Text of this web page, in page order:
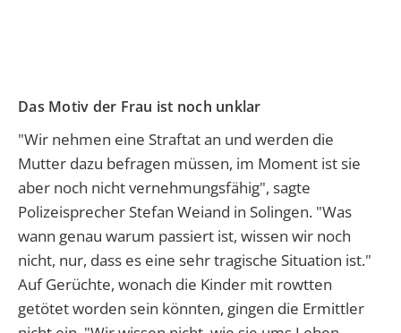
Das Motiv der Frau ist noch unklar
"Wir nehmen eine Straftat an und werden die
Mutter dazu befragen müssen, im Moment ist sie
aber noch nicht vernehmungsfähig", sagte
Polizeisprecher Stefan Weiand in Solingen. "Was
wann genau warum passiert ist, wissen wir noch
nicht, nur, dass es eine sehr tragische Situation ist."
Auf Gerüchte, wonach die Kinder mit rowtten
getötet worden sein könnten, gingen die Ermittler